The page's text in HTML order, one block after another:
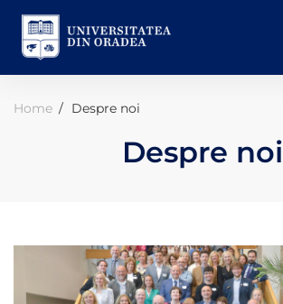
Home Despre noi
Despre noi